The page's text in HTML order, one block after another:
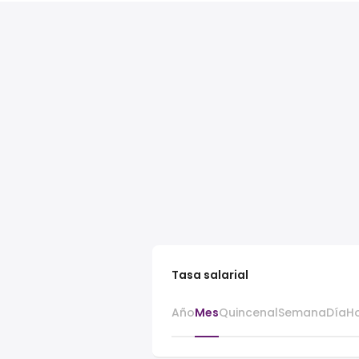
Tasa salarial
AñoMesQuincenalSemanaDía